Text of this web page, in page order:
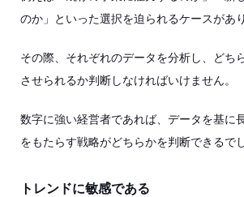
のか」といった選択を迫られるケースがあ
その際、それぞれのデータを分析し、どち
させられるか判断しなければいけません。
数字に強い経営者であれば、データを基に
をもたらす戦略がどちらかを判断できるで
トレンドに敏感である